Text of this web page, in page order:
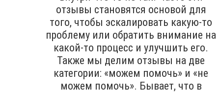
отзывы становятся основой для
того, чтобы эскалировать какую-то
проблему или обратить внимание на
какой-то процесс и улучшить его.
Также мы делим отзывы на две
категории: «можем помочь» и «не
можем помочь». Бывает, что в